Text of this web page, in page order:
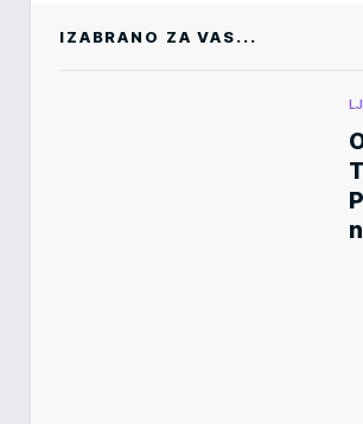
IZABRANO ZA VAS...